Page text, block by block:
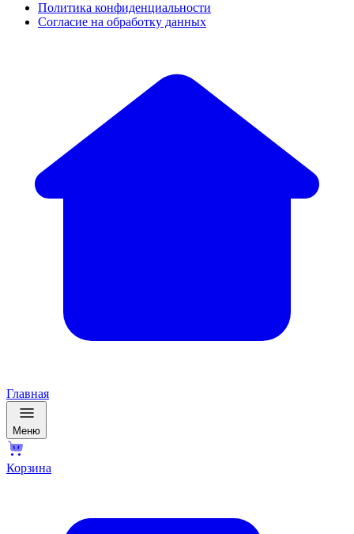
Политика конфиденциальности
Согласие на обработку данных
Главная
Меню
Корзина